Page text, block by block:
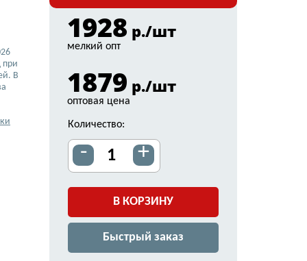
при
В
1928 р./шт
мелкий опт
1879 р./шт
оптовая цена
Количество:
- +
В КОРЗИНУ
Быстрый заказ